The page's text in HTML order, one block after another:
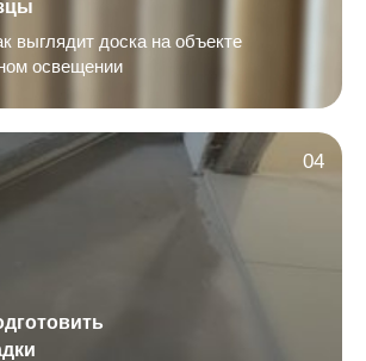
выглядит доска на объекте
освещении
04